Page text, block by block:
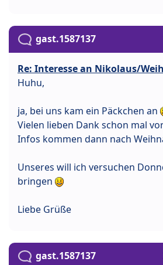
gast.1587137
Re: Interesse an Nikolaus/
Huhu,
ja, bei uns kam ein Päckchen an
Vielen lieben Dank schon mal
Infos kommen dann nach
Unseres will ich versuchen
bringen
Liebe Grüße
gast.1587137